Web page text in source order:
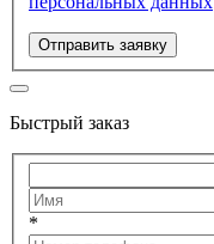
Отправить заявку
Быстрый заказ
*